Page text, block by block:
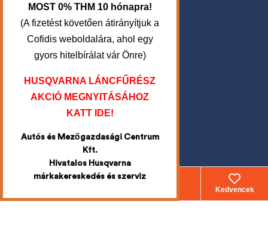
Kedvencek
Üzletünk nyitvatartása
8:00 – 16:00
ZÁRVA
Vasárnap:
ZÁRVA
MOST 0% THM 10 hónapra!
(A fizetést követően átirányítjuk a
Cofidis weboldalára, ahol egy
gyors hitelbírálat vár Önre)
HUSQVARNA LÁNCFŰRÉSZ
AKCIÓ MEGNYITÁSÁHOZ
KATT IDE!
Autós és Mezőgazdasági Centrum
Kft.
Hivatalos Husqvarna
márkakereskedés és szerviz